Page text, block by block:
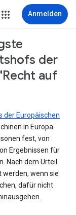
Anmelden
der
auf
der Europäischen
in Europa.
fest, von
Ergebnissen für
Nach dem Urteil
wenn sie
dafür nicht